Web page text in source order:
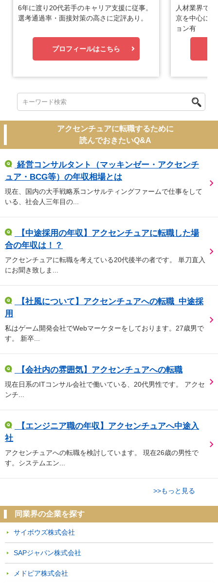
6年に渡り20代若手のキャリア支援に従事。
選考通過率・面接対策の高さに定評あり。
プロフィールはこちら
人材業界で
京を中心に
ョン有
アクセンチュアに転職するために
読んでおきたいQ&A
経営コンサルタント（マッキンゼー・アクセンチ
ュア・BCG等）の年収相場とは
現在、国内の大手戦略系コンサルティングファームで仕事をして
いる、社会人三年目の...
【中途採用の年収】アクセンチュアに転職した場
合の年収は！？
アクセンチュアに転職を考えている20代後半の者です。 単刀直入
にお聞き致しま...
【社風について】アクセンチュアへの転職_中途採
用
私はゲーム開発会社でWebマーケターをしております。27歳男で
す。 新卒...
【会社内の雰囲気】アクセンチュアへの転職
現在日系のITコンサル会社で働いている、20代男性です。 アクセ
ンチ...
【エンジニア職の年収】アクセンチュアへ中途入
社
アクセンチュアへの転職を検討しています。 現在26歳の男性で
す。システムエン...
>>もっと見る
同業界の企業を探す
サイボウズ株式会社
SAPジャパン株式会社
メドピア株式会社